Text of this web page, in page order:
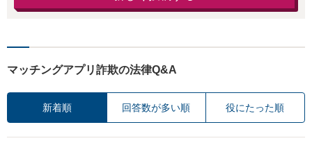
マッチングアプリ詐欺の法律Q&A
新着順 回答数が多い順 役にたった順